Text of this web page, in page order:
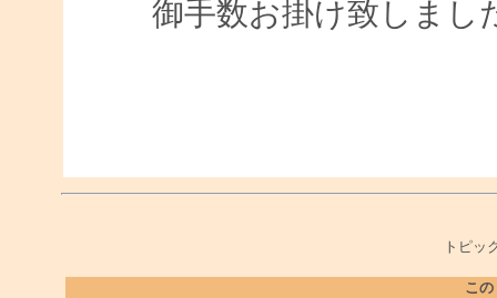
御手数お掛け致しまし
トピッ
こ